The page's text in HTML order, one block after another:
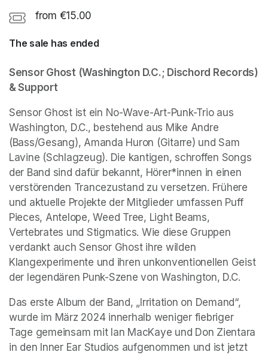
from €15.00
The sale has ended
Sensor Ghost (Washington D.C.; Dischord Records)
& Support
Sensor Ghost ist ein No-Wave-Art-Punk-Trio aus
Washington, D.C., bestehend aus Mike Andre
(Bass/Gesang), Amanda Huron (Gitarre) und Sam
Lavine (Schlagzeug). Die kantigen, schroffen Songs
der Band sind dafür bekannt, Hörer*innen in einen
verstörenden Trancezustand zu versetzen. Frühere
und aktuelle Projekte der Mitglieder umfassen Puff
Pieces, Antelope, Weed Tree, Light Beams,
Vertebrates und Stigmatics. Wie diese Gruppen
verdankt auch Sensor Ghost ihre wilden
Klangexperimente und ihren unkonventionellen Geist
der legendären Punk-Szene von Washington, D.C.
Das erste Album der Band, „Irritation on Demand“,
wurde im März 2024 innerhalb weniger fiebriger
Tage gemeinsam mit Ian MacKaye und Don Zientara
in den Inner Ear Studios aufgenommen und ist jetzt